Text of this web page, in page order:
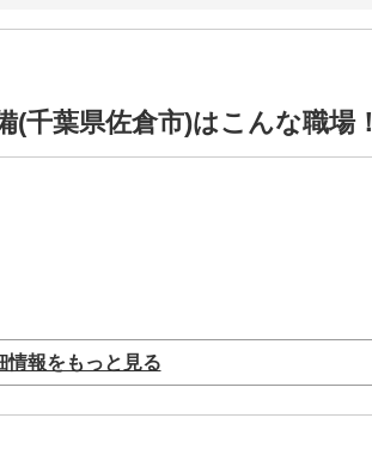
千葉県佐倉市)はこんな職場！
情報をもっと見る